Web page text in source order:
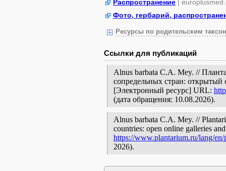
Распространение |
Фото, гербарий,
Ресурсы по родительским
Ссылки для публикаций
Alnus barbata C.A. Mey. //
сопредельных стран: открытый
[Электронный ресурс] URL:
(дата обращения: 10.08.2026).
Alnus barbata C.A. Mey. //
countries: open online galleries
https://www.plantarium.ru/lang/
2026).